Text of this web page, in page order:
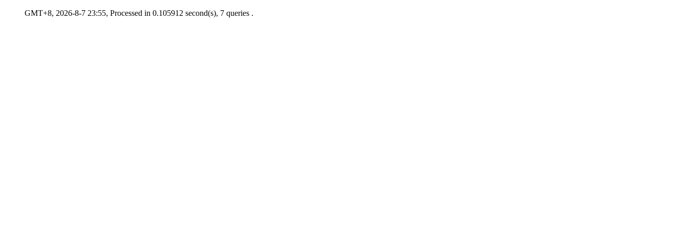
GMT+8, 2026-8-7 23:55, Processed in 0.105912 second(s), 7 queries .